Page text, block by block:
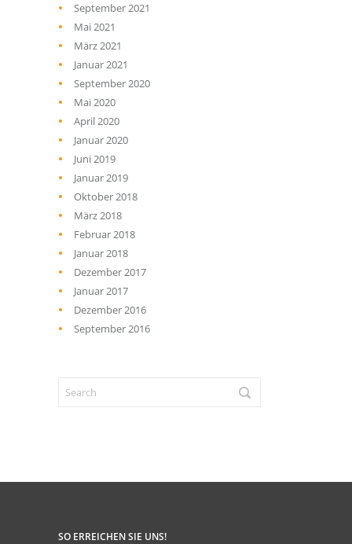
September 2021
Mai 2021
März 2021
Januar 2021
September 2020
Mai 2020
April 2020
Januar 2020
Juni 2019
Januar 2019
Oktober 2018
März 2018
Februar 2018
Januar 2018
Dezember 2017
Januar 2017
Dezember 2016
September 2016
SO ERREICHEN SIE UNS!